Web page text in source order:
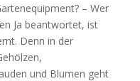
– Wer
Ja beantwortet, ist
Denn in der
und Blumen geht